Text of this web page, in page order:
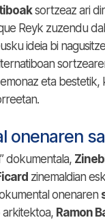
sortzeaz ari
Reyk zuzendu
ideia bi
eta bestetik,
onenaren
dokumentala,
zinemaldian
onenaren
arkitektoa, Ramon